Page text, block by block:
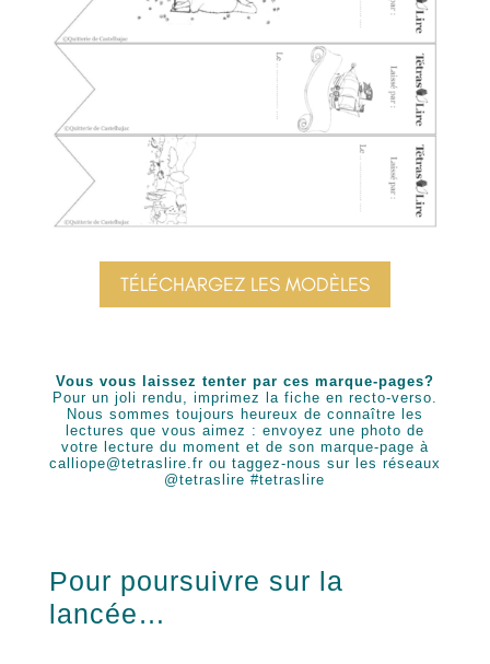
TÉLÉCHARGEZ LES MODÈLES
Vous vous laissez tenter par ces marque-pages?
Pour un joli rendu, imprimez la fiche en recto-verso.
Nous sommes toujours heureux de connaître les
lectures que vous aimez : envoyez une photo de
votre lecture du moment et de son marque-page à
calliope@tetraslire.fr ou taggez-nous sur les réseaux
@tetraslire #tetraslire
Pour poursuivre sur la
lancée…